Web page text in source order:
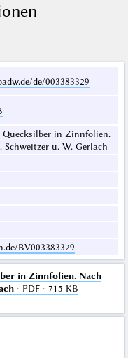
de/003383329
in Zinnfolien.
Schweitzer u. W. Gerlach
BV003383329
in Zinnfolien. Nach
· PDF · 715 KB